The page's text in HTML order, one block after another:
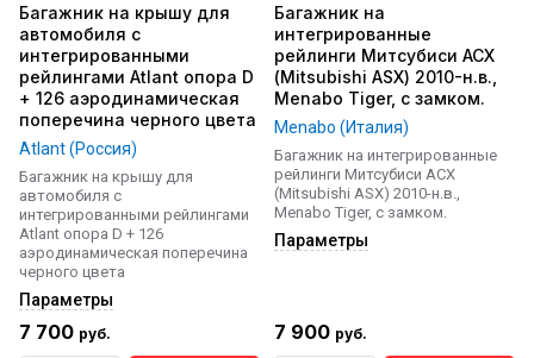
Багажник на крышу для
автомобиля с
интегрированными
рейлингами Atlant опора D
+ 126 аэродинамическая
поперечина черного цвета
Atlant (Россия)
Багажник на крышу для
автомобиля с
интегрированными рейлингами
Atlant опора D + 126
аэродинамическая поперечина
черного цвета
Параметры
7 700 руб.
Багажник на
интегрированные
рейлинги Митсубиси АСХ
(Mitsubishi ASX) 2010-н.в.,
Menabo Tiger, с замком.
Menabo (Италия)
Багажник на интегрированные
рейлинги Митсубиси АСХ
(Mitsubishi ASX) 2010-н.в.,
Menabo Tiger, с замком.
Параметры
7 900 руб.